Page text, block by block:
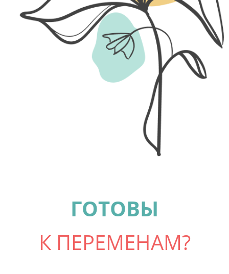
ГОТОВЫ
К ПЕРЕМЕНАМ?